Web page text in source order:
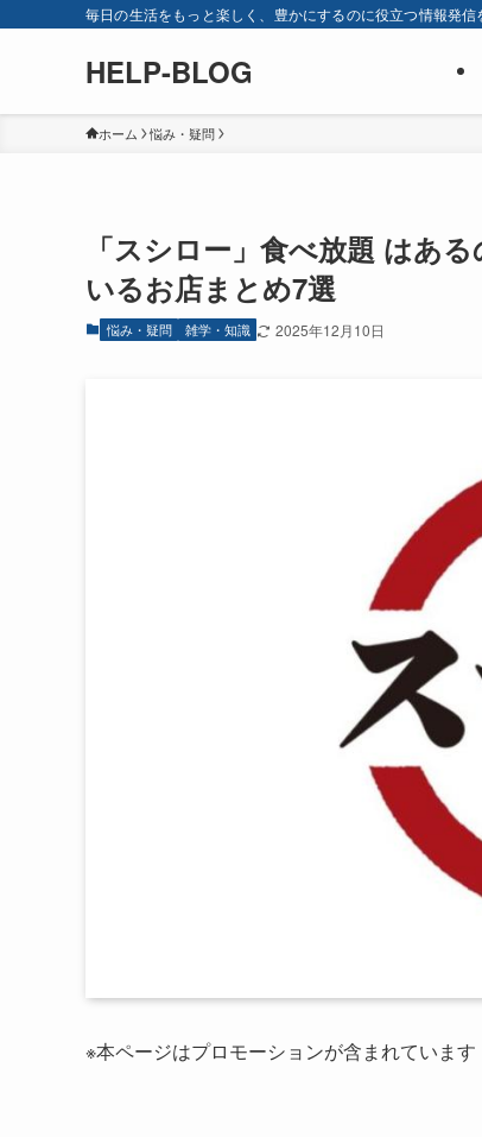
毎日の生活をもっと楽しく、豊かにするのに役立つ情報発
HELP-BLOG
ホーム 悩み・疑問
「スシロー」食べ放題 はあ
いるお店まとめ7選
悩み・疑問 雑学・知識 2025年12月10日
※本ページはプロモーションが含まれています